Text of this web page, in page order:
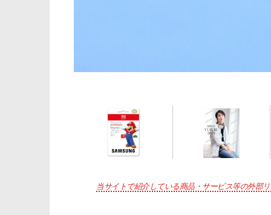
当サイトで紹介している商品・サービス等の外部